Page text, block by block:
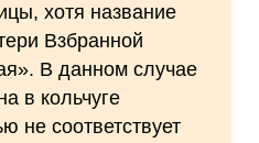
хотя название
Взбранной
В данном случае
в кольчуге
не соответствует